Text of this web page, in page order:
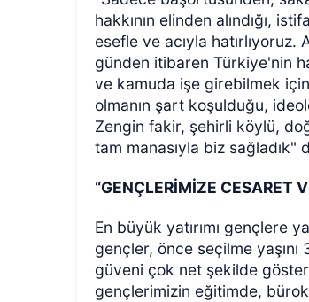
hakkının elinden alındığı,
esefle ve acıyla
günden itibaren Türkiye'nin
ve kamuda işe girebilmek
olmanın şart koşulduğu,
Zengin fakir, şehirli köylü,
tam manasıyla biz sağladık"
“GENÇLERİMİZE CESARET
En büyük yatırımı gençlere
gençler, önce seçilme
güveni çok net şekilde
gençlerimizin eğitimde,